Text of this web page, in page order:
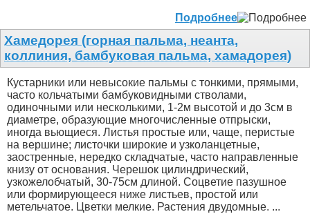
Подробнее
Хамедорея (горная пальма, неанта,
коллиния, бамбуковая пальма, хамадорея)
Кустарники или невысокие пальмы с тонкими, прямыми,
часто кольчатыми бамбуковидными стволами,
одиночными или несколькими, 1-2м высотой и до 3см в
диаметре, образующие многочисленные отпрыски,
иногда вьющиеся. Листья простые или, чаще, перистые
на вершине; листочки широкие и узколанцетные,
заостренные, нередко складчатые, часто направленные
книзу от основания. Черешок цилиндрический,
узкожелобчатый, 30-75см длиной. Соцветие пазушное
или формирующееся ниже листьев, простой или
метельчатое. Цветки мелкие. Растения двудомные. ...